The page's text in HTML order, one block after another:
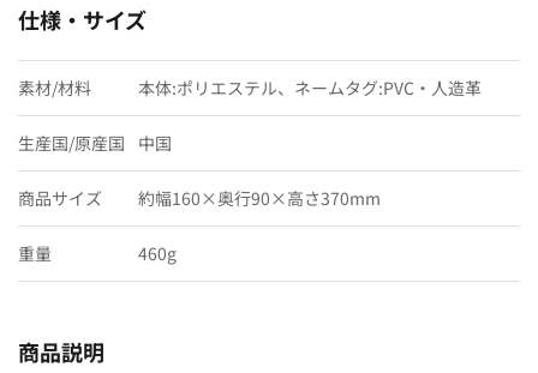
仕様・サイズ
素材/材料 本体:ポリエステル、ネームタグ:PVC・人造革
生産国/原産国 中国
商品サイズ 約幅160×奥行90×高さ370mm
重量 460g
商品説明